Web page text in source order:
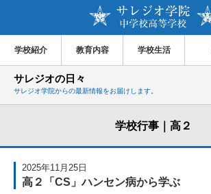
学校紹介 教育内容 学校生活
サレジオの日々
サレジオ学院からの最新情報をお届けします。
学校行事｜高２
2025年11月25日
高２「CS」ハンセン病から学ぶ